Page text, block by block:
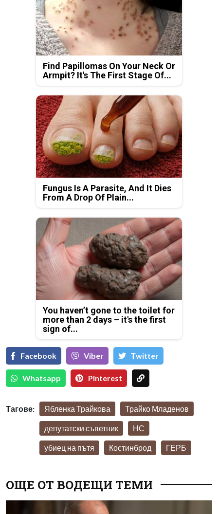
Find Papillomas On Your Neck Or
Armpit? It's The First Stage Of...
Fungus Is A Parasite, And It Dies
From A Drop Of Plain...
You haven’t gone to the toilet for
more than 2 days – it's the first
sign of...
Facebook Viber Тwitter
Whatsapp Pinterest
Тагове: Ябленка Трайкова Трайко Младенов
депутатски съветник НС
убиец на пътя Костинброд ГЕРБ
ОЩЕ ОТ ВОДЕЩИ ТЕМИ